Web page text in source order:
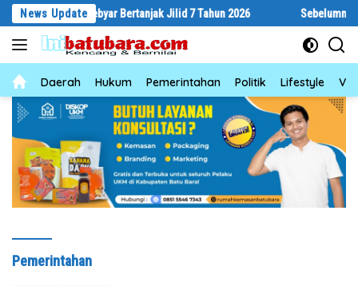
Langsung
konten
News Update
Melalui Gebyar Bertanjak Jilid 7 Tahun 2026 Sebelumnya
NewsDaerah Hukum Pemerintahan Politik Lifestyle
Pemerintahan